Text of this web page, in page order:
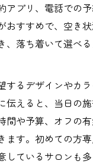
アプリ、電話での
おすすめで、空き
、落ち着いて選べ
するデザインやカ
伝えると、当日の
間や予算、オフの
ます。初めての方
しているサロンも